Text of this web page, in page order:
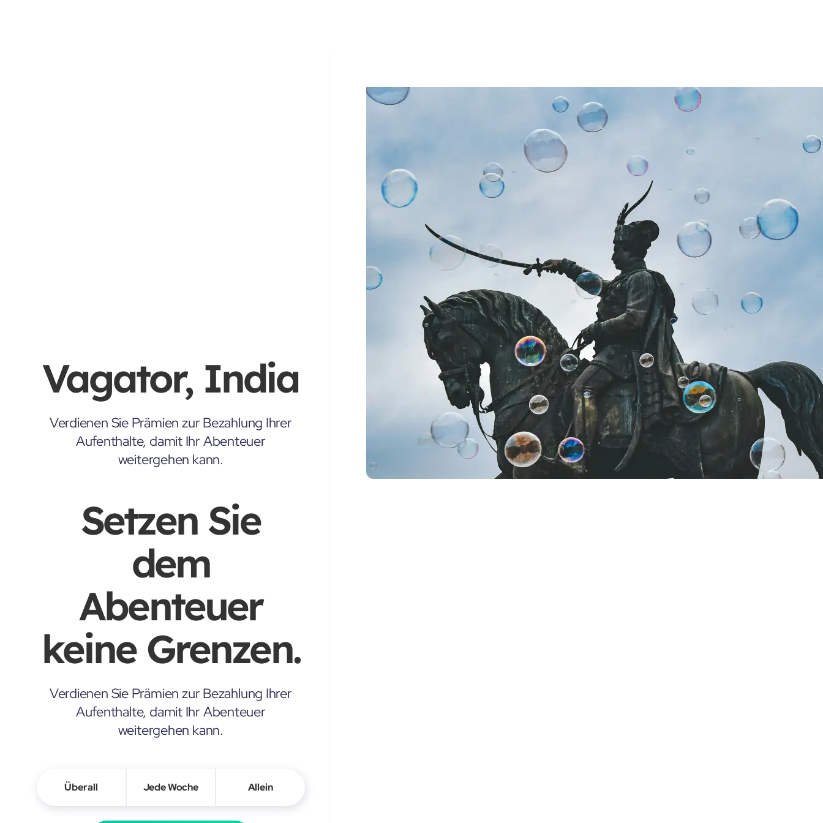
Vagator, India
Verdienen Sie Prämien zur Bezahlung Ihrer
Aufenthalte, damit Ihr Abenteuer
weitergehen kann.
Setzen Sie
dem
Abenteuer
keine Grenzen.
Verdienen Sie Prämien zur Bezahlung Ihrer
Aufenthalte, damit Ihr Abenteuer
weitergehen kann.
Überall Jede Woche Allein